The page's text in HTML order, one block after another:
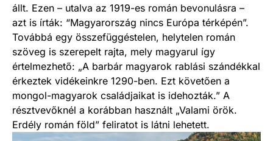
állt. Ezen – utalva az 1919-es román bevonulásra –
azt is írták: “Magyarország nincs Európa térképén”.
Továbbá egy összefüggéstelen, helytelen román
szöveg is szerepelt rajta, mely magyarul így
értelmezhető: „A barbár magyarok rablási szándékkal
érkeztek vidékeinkre 1290-ben. Ezt követően a
mongol-magyarok családjaikat is idehozták.” A
résztvevőknél a korábban használt „Valami örök.
Erdély román föld” feliratot is látni lehetett.